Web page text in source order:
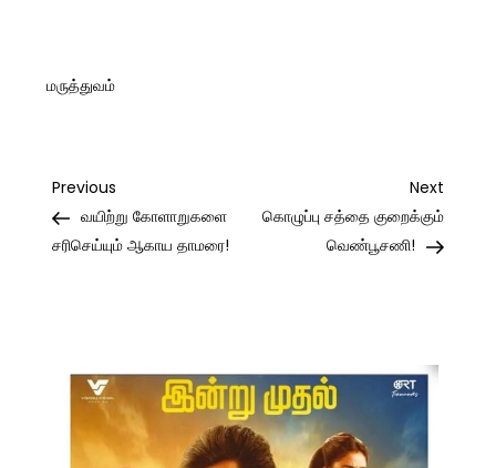
மருத்துவம்
Post
navigation
Previous
Post
Previous
வயிற்று கோளாறுகளை
சரிசெய்யும் ஆகாய தாமரை!
Next
Post
Next
கொழுப்பு சத்தை குறைக்கும்
வெண்பூசணி!